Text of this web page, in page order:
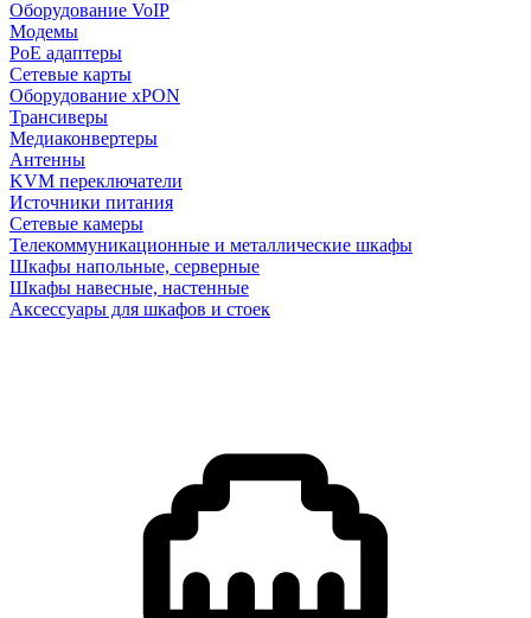
Оборудование VoIP
Модемы
PoE адаптеры
Сетевые карты
Оборудование xPON
Трансиверы
Медиаконвертеры
Антенны
KVM переключатели
Источники питания
Сетевые камеры
Телекоммуникационные и металлические шкафы
Шкафы напольные, серверные
Шкафы навесные, настенные
Аксессуары для шкафов и стоек